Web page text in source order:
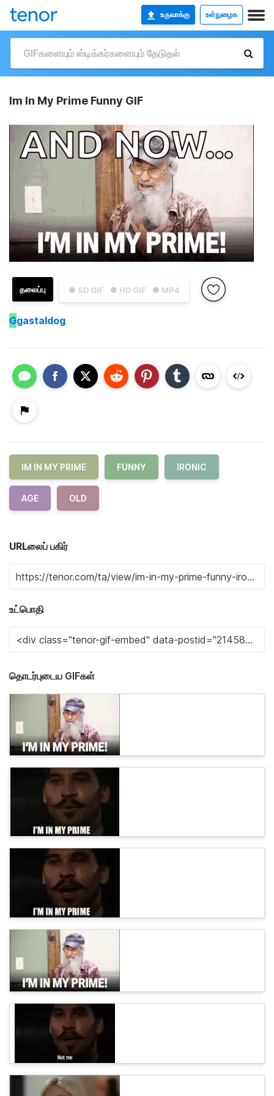
உருவாக்கு உள்நுழைக
Im In My Prime Funny GIF
● SD GIF ● HD GIF ● MP4
தலைப்பு
Ggastaldog
IM IN MY PRIME FUNNY IRONIC
AGE OLD
URLலைப் பகிர்
உட்பொதி
தொடர்புடைய GIFகள்